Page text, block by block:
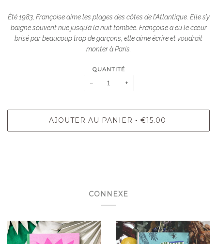
Été 1983, Françoise aime les plages des côtes de l’Atlantique. Elle s’y
baigne souvent nue jusqu’à la nuit tombée. Françoise a eu le cœur
brisé par beaucoup trop de garçons, elle aime écrire et voudrait
monter à Paris.
QUANTITÉ
− +
AJOUTER AU PANIER • €15.00
CONNEXE